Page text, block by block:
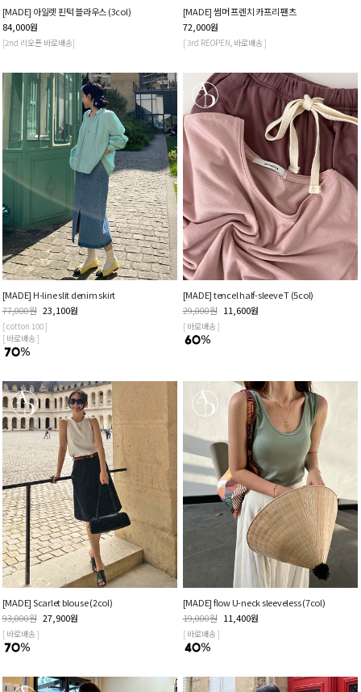
[MADE] 아일렛 핀턱 블라우스 (3col)
84,000원
[2nd 리오픈 바로배송]
[MADE] 썸머 프렌치 카프리 팬츠
72,000원
[ 3rd REOPEN, 바로배송 ]
[MADE] H-line slit denim skirt
77,000원 23,100원
[ cotton 100 ]
[ 바로배송 ]
[MADE] tencel half-sleeve T (5col)
29,000원 11,600원
[ 바로배송 ]
[MADE] Scarlet blouse (2col)
93,000원 27,900원
[ 바로배송 ]
[MADE] flow U-neck sleeveless (7col)
19,000원 11,400원
[ 바로배송 ]